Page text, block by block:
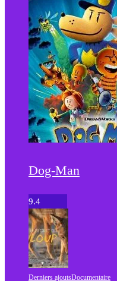
Dog-Man
9.4
Derniers ajoutsDocumentaire